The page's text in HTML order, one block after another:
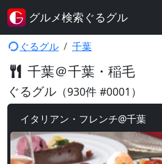
ぐるグル 千葉
千葉＠千葉・稲毛
ぐるグル （930件 #0001）
イタリアン・フレンチ@千葉
グルメ検索ぐるグル